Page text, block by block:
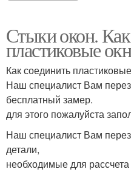
Стыки окон.
пластиковые
Как соединить
Наш специалист Вам
бесплатный замер.
для этого пожалуйста
Наш специалист Вам
детали,
необходимые для